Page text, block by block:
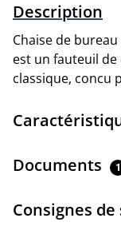
Description
Chaise de
est un fauteuil
classique, concu
Documents 1
Consignes